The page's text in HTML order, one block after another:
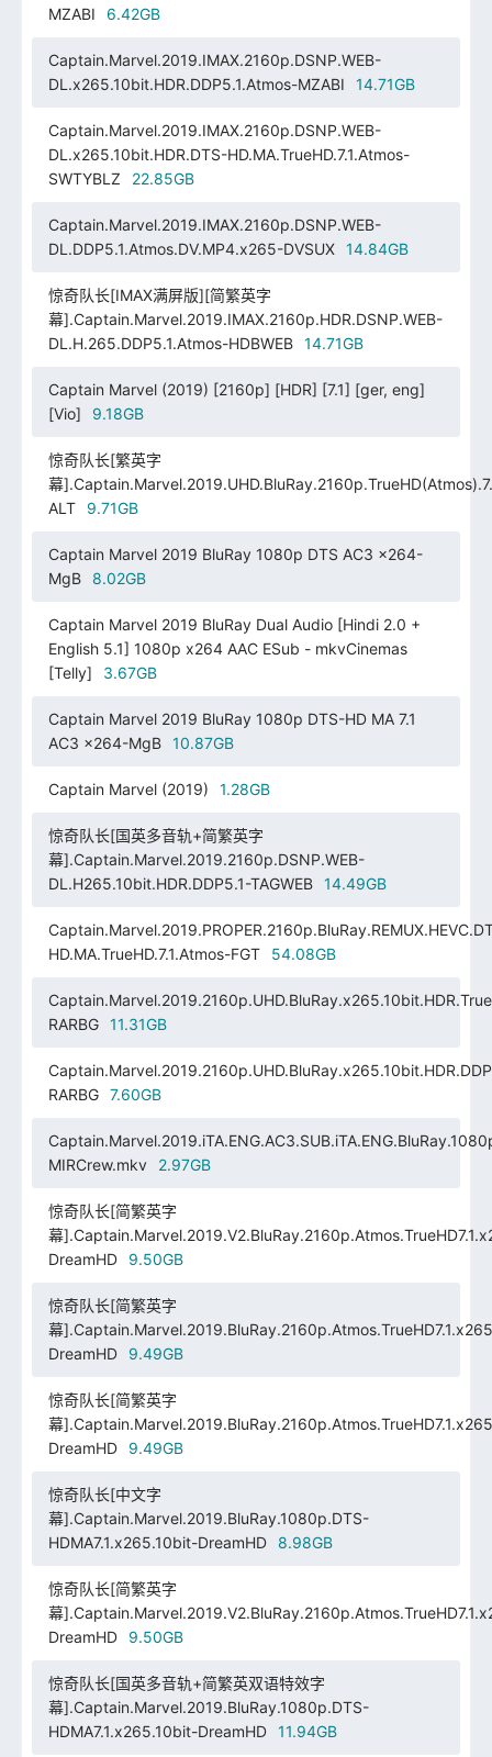
MZABI
6.42GB
Captain.Marvel.2019.IMAX.2160p.DSNP.WEB-
DL.x265.10bit.HDR.DDP5.1.Atmos-MZABI
14.71GB
Captain.Marvel.2019.IMAX.2160p.DSNP.WEB-
DL.x265.10bit.HDR.DTS-HD.MA.TrueHD.7.1.Atmos-
SWTYBLZ
22.85GB
Captain.Marvel.2019.IMAX.2160p.DSNP.WEB-
DL.DDP5.1.Atmos.DV.MP4.x265-DVSUX
14.84GB
惊奇队长[IMAX满屏版][简繁英字
幕].Captain.Marvel.2019.IMAX.2160p.HDR.DSNP.WEB-
DL.H.265.DDP5.1.Atmos-HDBWEB
14.71GB
Captain Marvel (2019) [2160p] [HDR] [7.1] [ger, eng]
[Vio]
9.18GB
惊奇队长[繁英字
幕
ALT
9.71GB
Captain Marvel 2019 BluRay 1080p DTS AC3 x264-
MgB
8.02GB
Captain Marvel 2019 BluRay Dual Audio [Hindi 2.0 +
English 5.1] 1080p x264 AAC ESub - mkvCinemas
[Telly]
3.67GB
Captain Marvel 2019 BluRay 1080p DTS-HD MA 7.1
AC3 x264-MgB
10.87GB
Captain Marvel (2019) 1.28GB
惊奇队长[国英多音轨+简繁英字
幕].Captain.Marvel.2019.2160p.DSNP.WEB-
DL.H265.10bit.HDR.DDP5.1-TAGWEB
14.49GB
HD.MA.TrueHD.7.1.Atmos-FGT
54.08GB
RARBG
11.31GB
RARBG
7.60GB
MIRCrew.mkv
2.97GB
惊奇队长[简繁英字
幕
DreamHD
9.50GB
惊奇队长[简繁英字
幕
DreamHD
9.49GB
惊奇队长[简繁英字
幕
DreamHD
9.49GB
惊奇队长[中文字
幕].Captain.Marvel.2019.BluRay.1080p.DTS-
HDMA7.1.x265.10bit-DreamHD
8.98GB
惊奇队长[简繁英字
幕
DreamHD
9.50GB
惊奇队长[国英多音轨+简繁英双语特效字
幕].Captain.Marvel.2019.BluRay.1080p.DTS-
HDMA7.1.x265.10bit-DreamHD
11.94GB